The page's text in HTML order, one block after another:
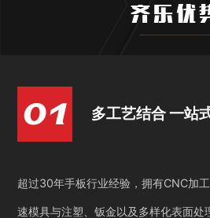
齐乐优
多工艺结合 一站
超过30年手板行业经验，拥有CNC加
速模具与注塑、钣金以及多样化表面处